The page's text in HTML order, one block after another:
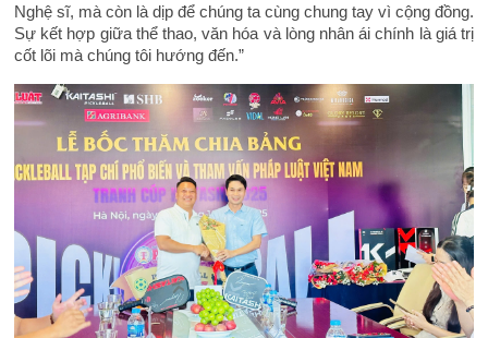
Nghệ sĩ, mà còn là dịp để chúng ta cùng chung tay vì cộng đồng.
Sự kết hợp giữa thể thao, văn hóa và lòng nhân ái chính là giá trị
cốt lõi mà chúng tôi hướng đến.”